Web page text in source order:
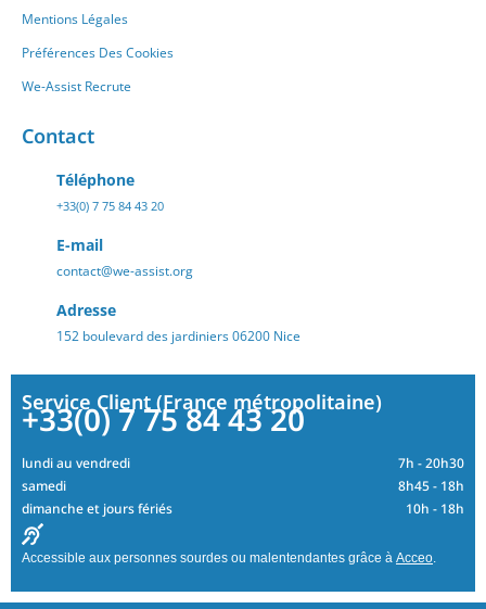
Mentions Légales
Préférences Des Cookies
We-Assist Recrute
Contact
Téléphone
+33(0) 7 75 84 43 20
E-mail
contact@we-assist.org
Adresse
152 boulevard des jardiniers 06200 Nice
Service Client (France métropolitaine)
+33(0) 7 75 84 43 20
lundi au vendredi
7h - 20h30
samedi
8h45 - 18h
dimanche et jours fériés
10h - 18h
Accessible aux personnes sourdes ou malentendantes grâce à Acceo.